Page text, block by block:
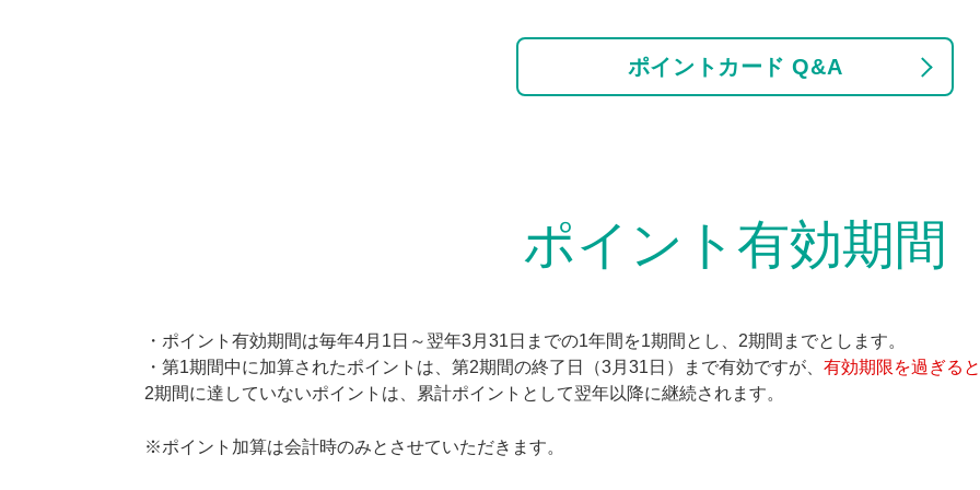
ポイントカード Q&A
ポイント有効期間
・ポイント有効期間は毎年4月1日～翌年3月31日までの1年間を1期間とし、2期間までとします。
・第1期間中に加算されたポイントは、第2期間の終了日（3月31日）まで有効ですが、 有効期限を過ぎる
2期間に達していないポイントは、累計ポイントとして翌年以降に継続されます。
※ポイント加算は会計時のみとさせていただきます。